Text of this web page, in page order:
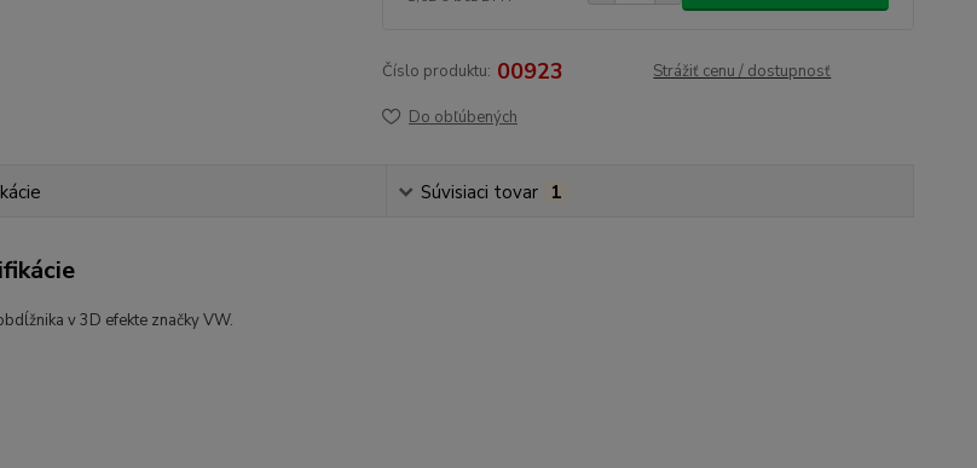
Číslo produktu: 00923 Strážiť cenu / dostupnosť
Do obľúbených
Súvisiaci tovar 1
v 3D efekte značky VW.